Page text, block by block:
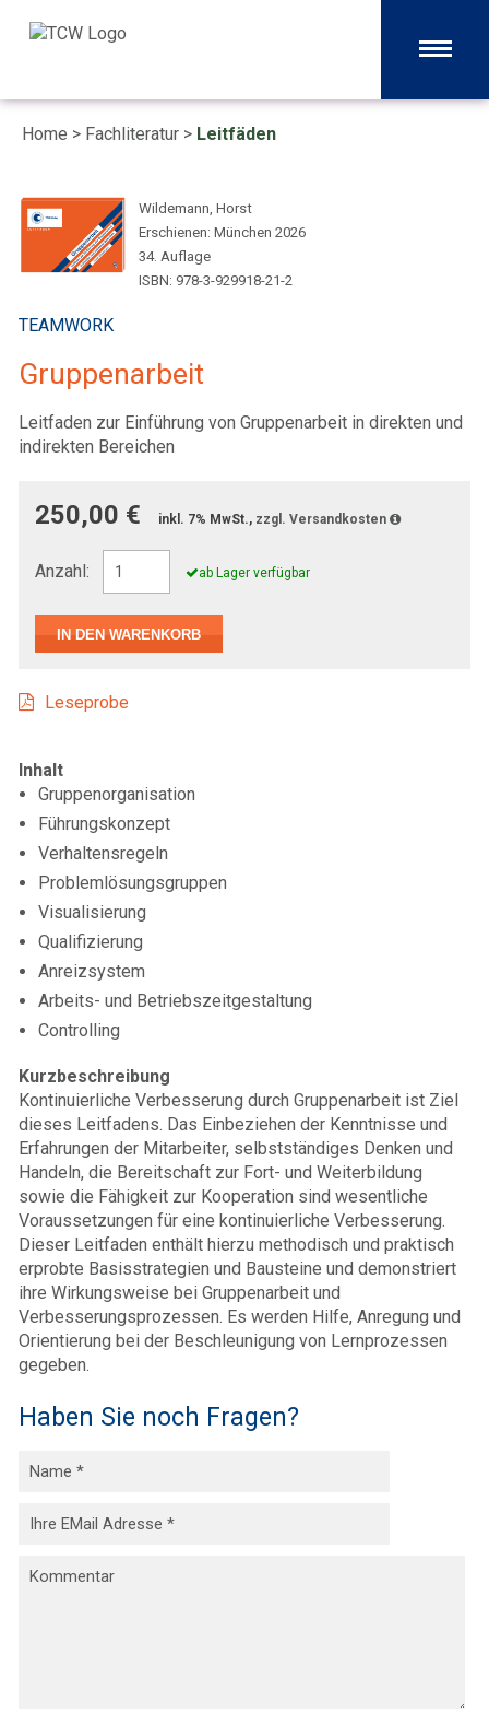
Home > Fachliteratur > Leitfäden
Wildemann, Horst
Erschienen: München 2026
34. Auflage
ISBN: 978-3-929918-21-2
TEAMWORK
Gruppenarbeit
Leitfaden zur Einführung von Gruppenarbeit in direkten und
indirekten Bereichen
250,00 € inkl. 7% MwSt., zzgl. Versandkosten
Anzahl: ab Lager verfügbar
Leseprobe
Inhalt
Gruppenorganisation
Führungskonzept
Verhaltensregeln
Problemlösungsgruppen
Visualisierung
Qualifizierung
Anreizsystem
Arbeits- und Betriebszeitgestaltung
Controlling
Kurzbeschreibung
Kontinuierliche Verbesserung durch Gruppenarbeit ist Ziel
dieses Leitfadens. Das Einbeziehen der Kenntnisse und
Erfahrungen der Mitarbeiter, selbstständiges Denken und
Handeln, die Bereitschaft zur Fort- und Weiterbildung
sowie die Fähigkeit zur Kooperation sind wesentliche
Voraussetzungen für eine kontinuierliche Verbesserung.
Dieser Leitfaden enthält hierzu methodisch und praktisch
erprobte Basisstrategien und Bausteine und demonstriert
ihre Wirkungsweise bei Gruppenarbeit und
Verbesserungsprozessen. Es werden Hilfe, Anregung und
Orientierung bei der Beschleunigung von Lernprozessen
gegeben.
Haben Sie noch Fragen?